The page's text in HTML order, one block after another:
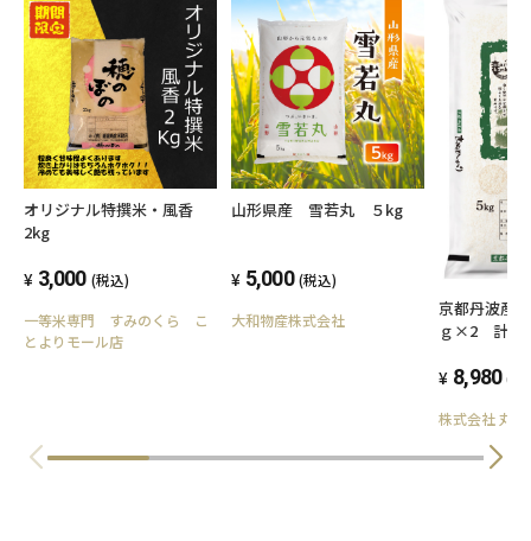
オリジナル特撰米・風香
2kg
3,000 (税込)
一等米専門 すみのくら こ
とよりモール店
山形県産 雪若丸 ５kg
5,000 (税込)
大和物産株式会社
京都丹波産
ｇ×2 計10
8,980 (税
株式会社 丸越